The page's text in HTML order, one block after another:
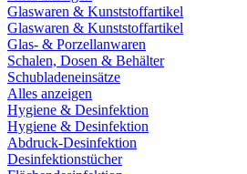
Glaswaren & Kunststoffartikel
Glaswaren & Kunststoffartikel
Glas- & Porzellanwaren
Schalen, Dosen & Behälter
Schubladeneinsätze
Alles anzeigen
Hygiene & Desinfektion
Hygiene & Desinfektion
Abdruck-Desinfektion
Desinfektionstücher